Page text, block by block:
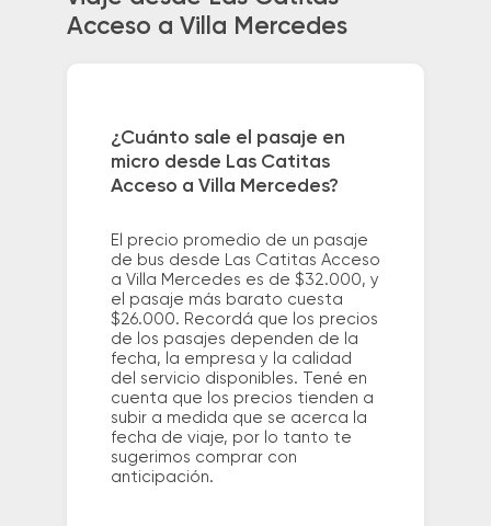
Acceso a Villa Mercedes
¿Cuánto sale el pasaje en
micro desde Las Catitas
Acceso a Villa Mercedes?
El precio promedio de un pasaje
de bus desde Las Catitas Acceso
a Villa Mercedes es de $32.000, y
el pasaje más barato cuesta
$26.000. Recordá que los precios
de los pasajes dependen de la
fecha, la empresa y la calidad
del servicio disponibles. Tené en
cuenta que los precios tienden a
subir a medida que se acerca la
fecha de viaje, por lo tanto te
sugerimos comprar con
anticipación.